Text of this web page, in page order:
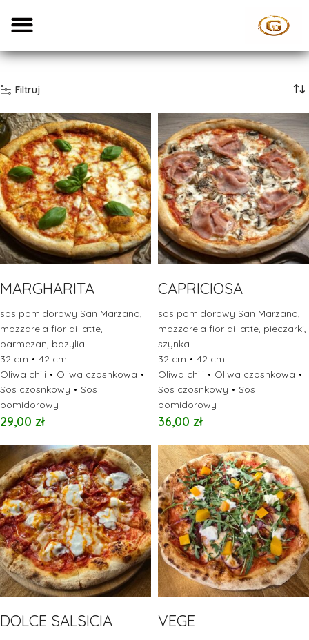
Filtruj
MARGHARITA
sos pomidorowy San Marzano,
mozzarela fior di latte,
parmezan, bazylia
32 cm
42 cm
Oliwa chili
Oliwa czosnkowa
Sos czosnkowy
Sos
pomidorowy
29,00 zł
CAPRICIOSA
sos pomidorowy San Marzano,
mozzarela fior di latte, pieczarki,
szynka
32 cm
42 cm
Oliwa chili
Oliwa czosnkowa
Sos czosnkowy
Sos
pomidorowy
36,00 zł
DOLCE SALSICIA VEGE